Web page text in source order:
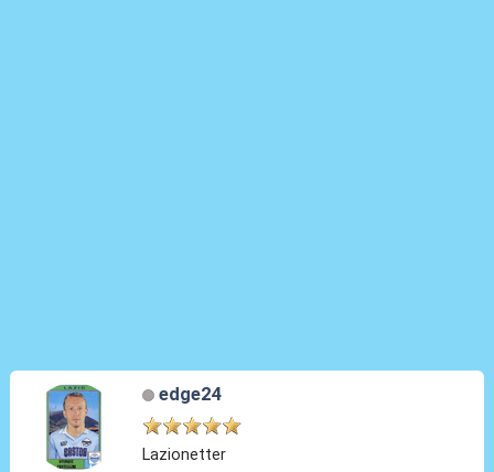
edge24
Lazionetter